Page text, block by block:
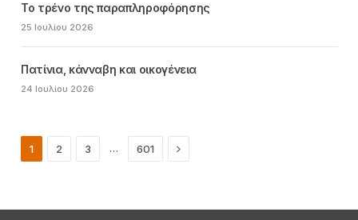
Το τρένο της παραπληροφόρησης
25 Ιουλίου 2026
Πατίνια, κάνναβη και οικογένεια
24 Ιουλίου 2026
1 2 3 … 601 Next